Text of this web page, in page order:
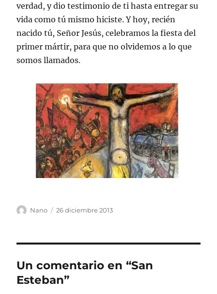
verdad, y dio testimonio de ti hasta entregar su
vida como tú mismo hiciste. Y hoy, recién
nacido tú, Señor Jesús, celebramos la fiesta del
primer mártir, para que no olvidemos a lo que
somos llamados.
Autor
Nano
Publicado
26 diciembre 2013
Un comentario en “San
Esteban”